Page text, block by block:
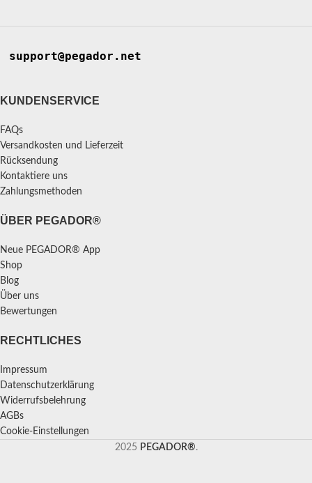
support@pegador.net
KUNDENSERVICE
FAQs
Versandkosten und Lieferzeit
Rücksendung
Kontaktiere uns
Zahlungsmethoden
ÜBER PEGADOR®
Neue PEGADOR® App
Shop
Blog
Über uns
Bewertungen
RECHTLICHES
Impressum
Datenschutzerklärung
Widerrufsbelehrung
AGBs
Cookie-Einstellungen
2025 PEGADOR®.